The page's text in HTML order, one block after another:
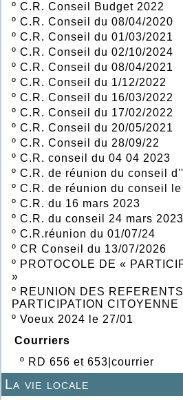
º C.R. Conseil Budget 2022
º C.R. Conseil du 08/04/2020
º C.R. Conseil du 01/03/2021
º C.R. Conseil du 02/10/2024
º C.R. Conseil du 08/04/2021
º C.R. Conseil du 1/12/2022
º C.R. Conseil du 16/03/2022
º C.R. Conseil du 17/02/2022
º C.R. Conseil du 20/05/2021
º C.R. Conseil du 28/09/22
º C.R. conseil du 04 04 2023
º C.R. de réunion du conseil
º C.R. de réunion du conseil
º C.R. du 16 mars 2023
º C.R. du conseil 24 mars 2023
º C.R.réunion du 01/07/24
º CR Conseil du 13/07/2026
º PROTOCOLE DE «
»
º REUNION DES
PARTICIPATION CITOYENNE
º Voeux 2024 le 27/01
Courriers
º RD 656 et 653|courrier
La vie locale